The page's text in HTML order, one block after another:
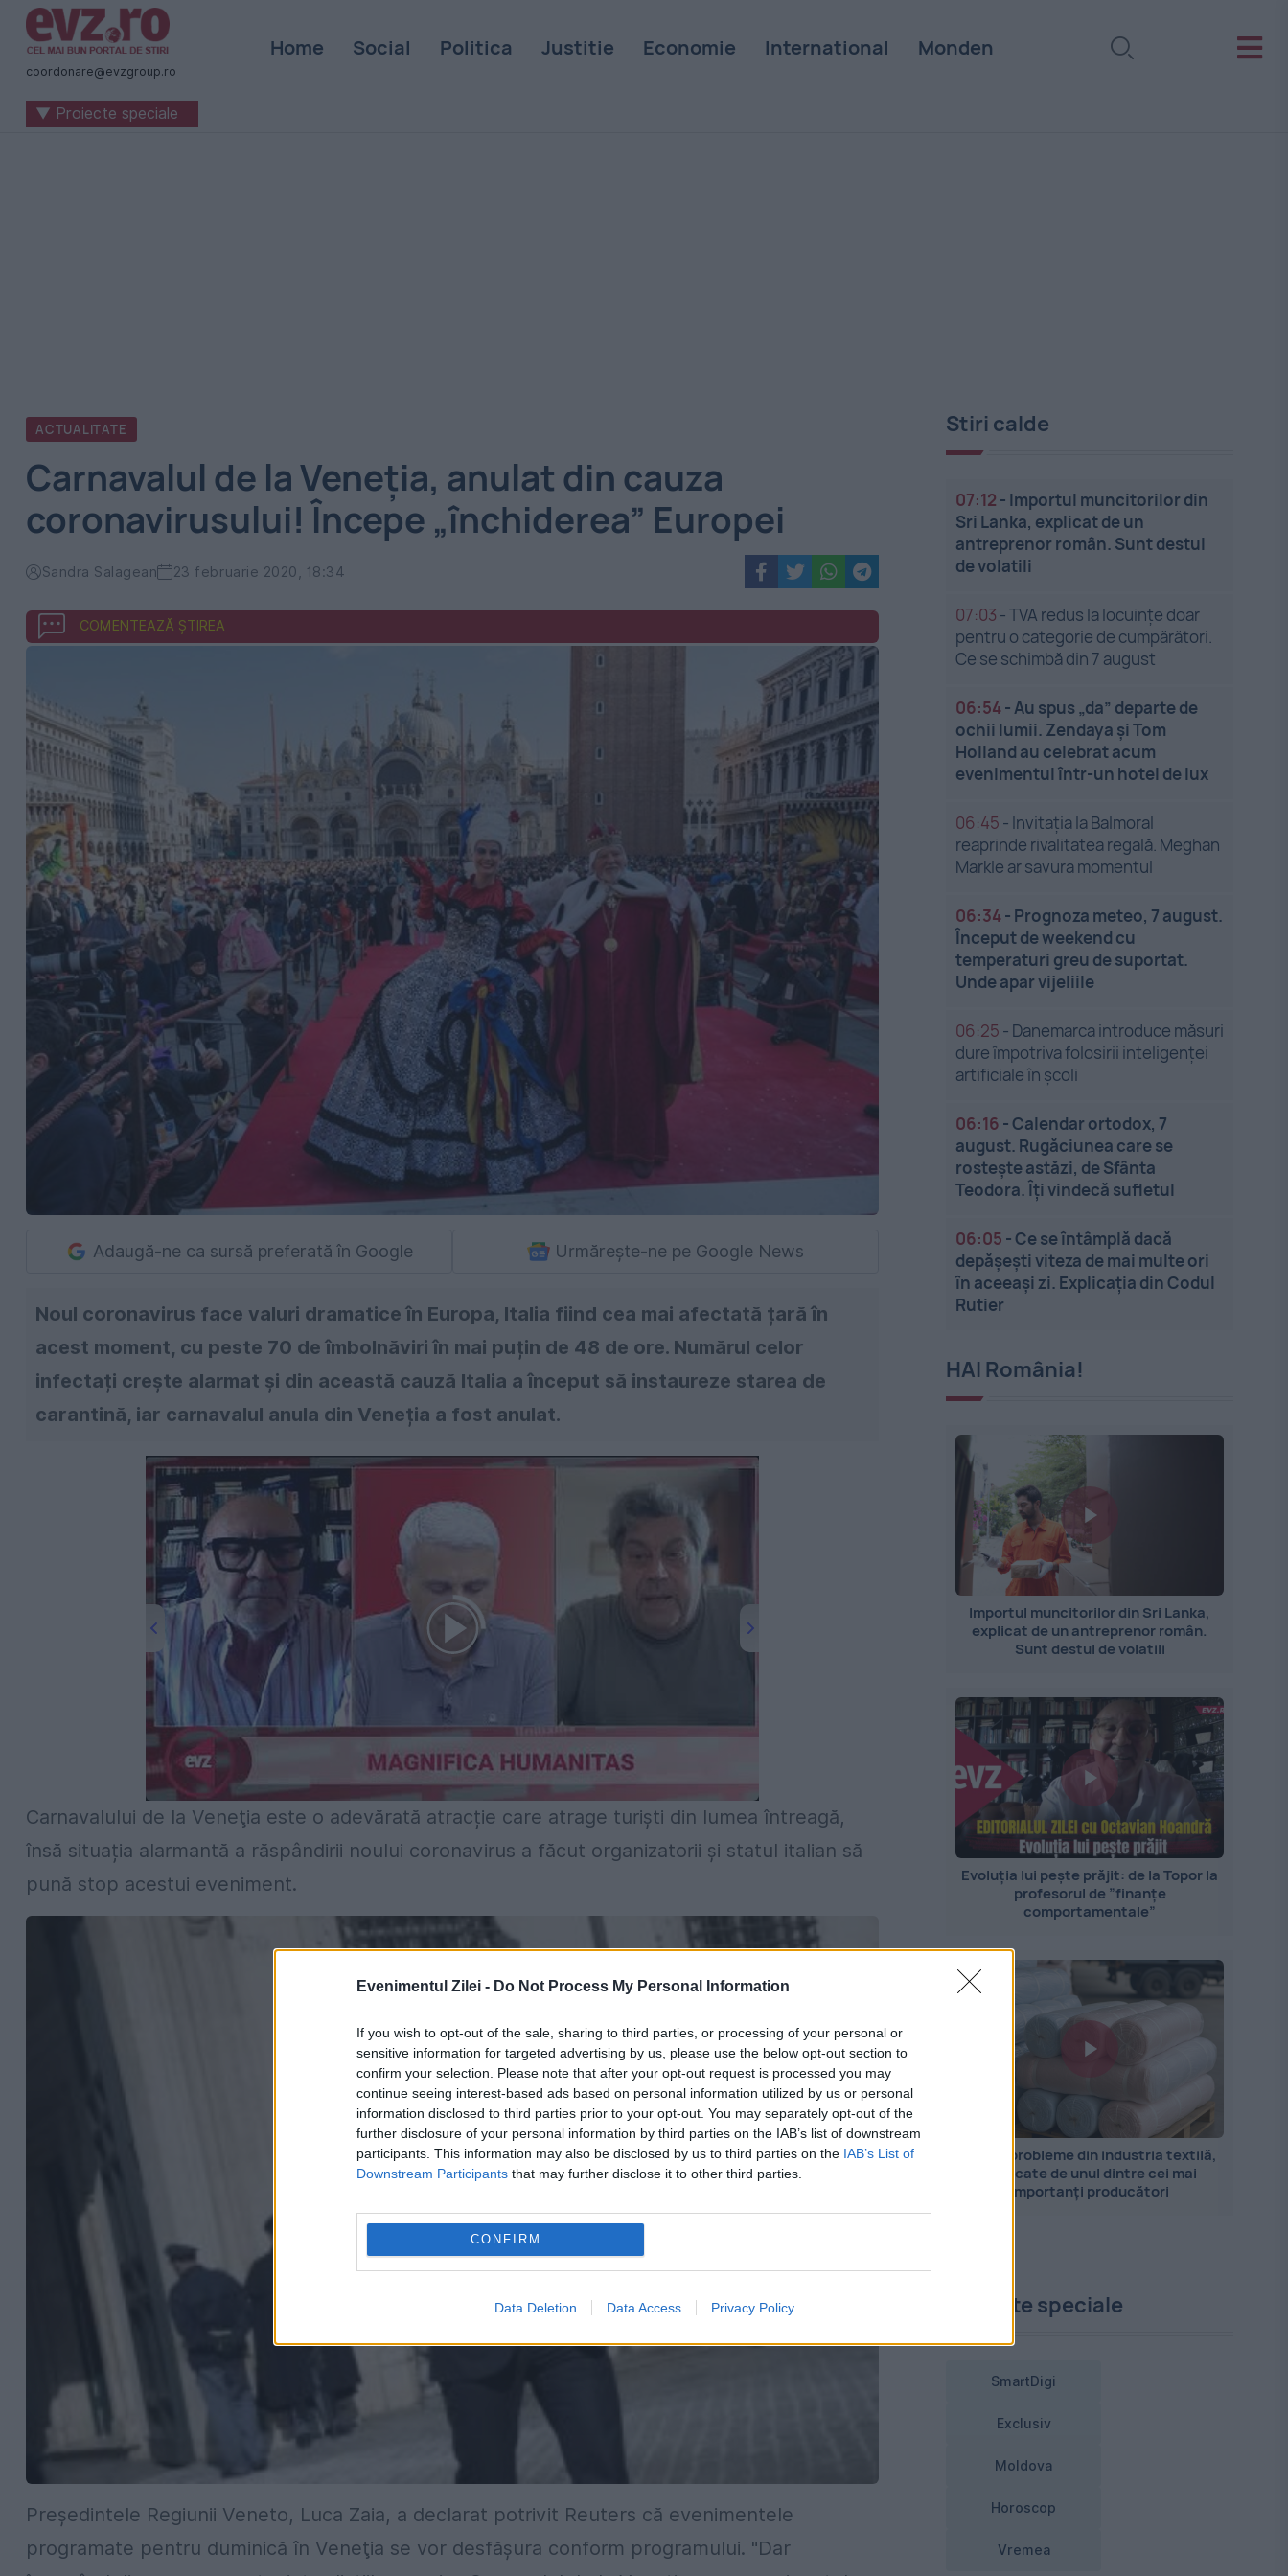
Evenimentul Zilei - Do Not Process My Personal Information
If you wish to opt-out of the sale, sharing to third parties, or processing of your personal or
sensitive information for targeted advertising by us, please use the below opt-out section to
confirm your selection. Please note that after your opt-out request is processed you may
continue seeing interest-based ads based on personal information utilized by us or personal
information disclosed to third parties prior to your opt-out. You may separately opt-out of the
further disclosure of your personal information by third parties on the IAB’s list of downstream
participants. This information may also be disclosed by us to third parties on the IAB’s List of
Downstream Participants that may further disclose it to other third parties.
CONFIRM
Data Deletion Data Access Privacy Policy
Știri
naționale
internaționale
coordonare@evzgroup.ro
Home Social Politica Justitie Economie International Monden
▼ Proiecte speciale
ACTUALITATE
Carnavalul de la Veneția, anulat din cauza
coronavirusului! Începe „închiderea” Europei
Sandra Salagean 23 februarie 2020, 18:34
COMENTEAZĂ ȘTIREA
Adaugă-ne ca sursă preferată în Google Urmărește-ne pe Google News
Noul coronavirus face valuri dramatice în Europa, Italia fiind cea mai afectată țară în
acest moment, cu peste 70 de îmbolnăviri în mai puțin de 48 de ore. Numărul celor
infectați crește alarmat și din această cauză Italia a început să instaureze starea de
carantină, iar carnavalul anula din Veneția a fost anulat.
00:00/05:04
Carnavalului de la Veneţia este o adevărată atracție care atrage turişti din lumea întreagă,
însă situația alarmantă a răspândirii noului coronavirus a făcut organizatorii și statul italian să
pună stop acestui eveniment.
Preşedintele Regiunii Veneto, Luca Zaia, a declarat potrivit Reuters că evenimentele
programate pentru duminică în Veneţia se vor desfăşura conform programului. "Dar
Stiri calde
07:12 - Importul muncitorilor din
Sri Lanka, explicat de un
antreprenor român. Sunt destul
de volatili
07:03 -TVA redus la locuințe doar
pentru o categorie de cumpărători.
Ce se schimbă din 7 august
06:54-Au spus „da” departe de
ochii lumii. Zendaya și Tom
Holland au celebrat acum
evenimentul într-un hotel de lux
06:45 - Invitația la Balmoral
reaprinde rivalitatea regală. Meghan
Markle ar savura momentul
06:34- Prognoza meteo, 7 august.
Început de weekend cu
temperaturi greu de suportat.
Unde apar vijeliile
06:25 - Danemarca introduce măsuri
dure împotriva folosirii inteligenței
artificiale în școli
06:16 -Calendar ortodox, 7
august. Rugăciunea care se
rostește astăzi, de Sfânta
Teodora. Îți vindecă sufletul
06:05 -Ce se întâmplă dacă
depășești viteza de mai multe ori
în aceeași zi. Explicația din Codul
Rutier
HAI România!
Importul muncitorilor din Sri Lanka,
explicat de un antreprenor român.
Sunt destul de volatili
Evoluția lui pește prăjit: de la Topor la
profesorul de ”finanțe
comportamentale”
Marile probleme din industria textilă,
explicate de unul dintre cei mai
importanți producători
Proiecte speciale
SmartDigi
Exclusiv
Moldova
Horoscop
Vremea